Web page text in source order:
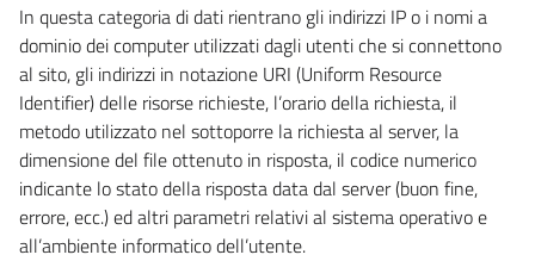
In questa categoria di dati rientrano gli indirizzi IP o i nomi a
dominio dei computer utilizzati dagli utenti che si connettono
al sito, gli indirizzi in notazione URI (Uniform Resource
Identifier) delle risorse richieste, l’orario della richiesta, il
metodo utilizzato nel sottoporre la richiesta al server, la
dimensione del file ottenuto in risposta, il codice numerico
indicante lo stato della risposta data dal server (buon fine,
errore, ecc.) ed altri parametri relativi al sistema operativo e
all’ambiente informatico dell’utente.